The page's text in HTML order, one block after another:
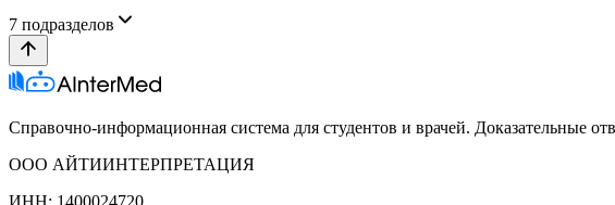
7 подразделов
Справочно-информационная система для студентов и врачей. Доказательные
ООО АЙТИИНТЕРПРЕТАЦИЯ